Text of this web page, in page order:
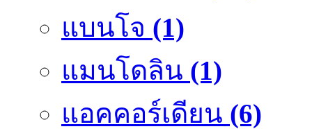
แบนโจ (1)
แมนโดลิน (1)
แอคคอร์เดียน (6)